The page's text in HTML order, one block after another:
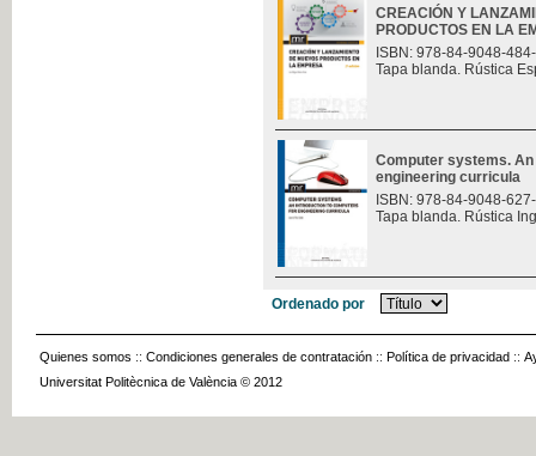
CREACIÓN Y
PRODUCTOS EN LA
ISBN: 978-84-9048-
Tapa blanda. Rústica
Computer systems.
engineering curricula
ISBN: 978-84-9048-
Tapa blanda. Rústica
Ordenado por
Quienes somos :: Condiciones generales de contratación :: Política de privacidad ::
Universitat Politècnica de València © 2012